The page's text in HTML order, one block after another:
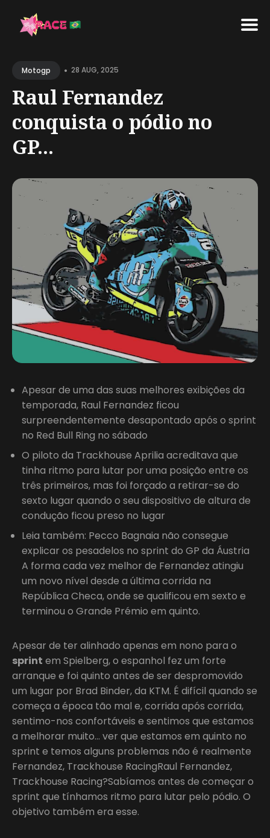
forMotogp • 28 AUG, 2025
Raul Fernandez
conquista o pódio no
GP...
Apesar de uma das suas melhores exibições da
temporada, Raul Fernandez ficou
surpreendentemente desapontado após o sprint
no Red Bull Ring no sábado
O piloto da Trackhouse Aprilia acreditava que
tinha ritmo para lutar por uma posição entre os
três primeiros, mas foi forçado a retirar-se do
sexto lugar quando o seu dispositivo de altura de
condução ficou preso no lugar
Leia também: Pecco Bagnaia não consegue
explicar os pesadelos no sprint do GP da Áustria
A forma cada vez melhor de Fernandez atingiu
um novo nível desde a última corrida na
República Checa, onde se qualificou em sexto e
terminou o Grande Prémio em quinto.
Apesar de ter alinhado apenas em nono para o
sprint em Spielberg, o espanhol fez um forte
arranque e foi quinto antes de ser despromovido
um lugar por Brad Binder, da KTM. É difícil quando se
começa a época tão mal e, corrida após corrida,
sentimo-nos confortáveis e sentimos que estamos
a melhorar muito… ver que estamos em quinto no
sprint e temos alguns problemas não é realmente
Fernandez, Trackhouse RacingRaul Fernandez,
Trackhouse Racing?Sabíamos antes de começar o
sprint que tínhamos ritmo para lutar pelo pódio. O
objetivo também era esse.